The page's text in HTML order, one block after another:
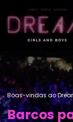
para
conteúdo
Boas-vindas ao
Barcos